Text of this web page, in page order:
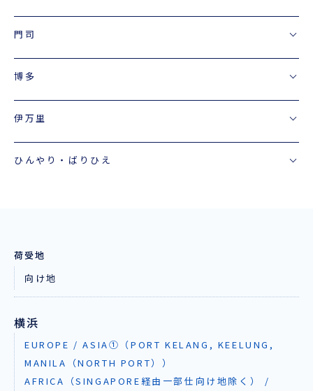
門司
博多
伊万里
ひんやり・ばりひえ
荷受地
向け地
横浜
EUROPE / ASIA①（PORT KELANG, KEELUNG,
MANILA（NORTH PORT））
AFRICA（SINGAPORE経由一部仕向け地除く） /